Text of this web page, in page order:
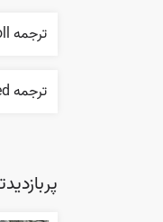
ترجمه piano roll
ترجمه sun-kissed